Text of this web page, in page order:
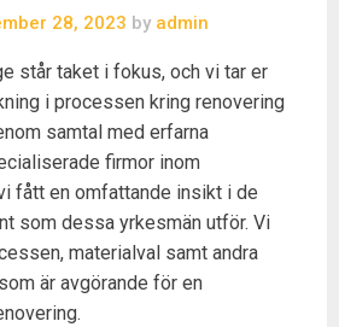
28, 2023 byadmin
står taket i fokus, och vi tar er
i processen kring renovering
samtal med erfarna
firmor inom
fått en omfattande insikt i de
som dessa yrkesmän utför. Vi
materialval samt andra
är avgörande för en